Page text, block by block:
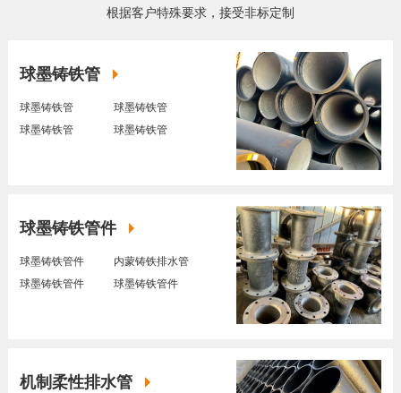
根据客户特殊要求，接受非标定制
球墨铸铁管
球墨铸铁管
球墨铸铁管
球墨铸铁管
球墨铸铁管
球墨铸铁管件
球墨铸铁管件
内蒙铸铁排水管
球墨铸铁管件
球墨铸铁管件
机制柔性排水管